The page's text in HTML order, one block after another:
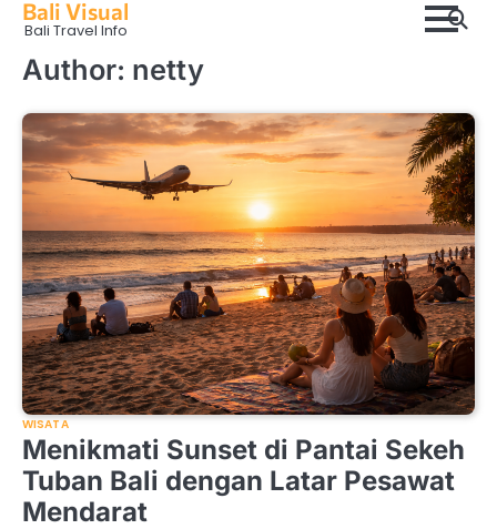
Skip
content
Bali Visual
Bali Travel Info
Author: netty
WISATA
Menikmati Sunset di Pantai Sekeh
Tuban Bali dengan Latar Pesawat
Mendarat